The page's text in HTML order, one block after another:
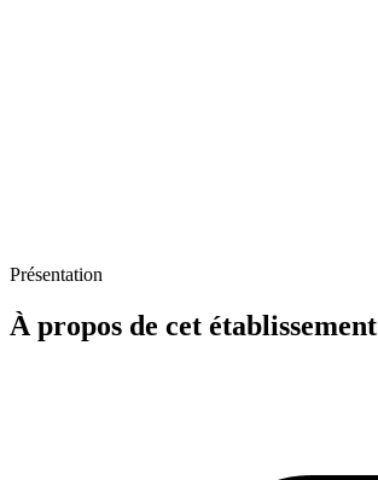
Présentation
À propos de cet établissement